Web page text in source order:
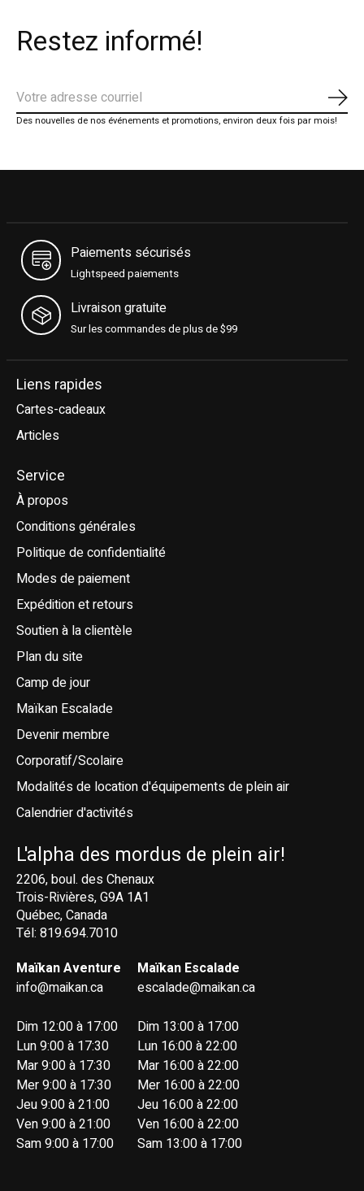
Restez informé!
Des nouvelles de nos événements et promotions, environ deux fois par mois!
Paiements sécurisés
Lightspeed paiements
Livraison gratuite
Sur les commandes de plus de $99
Liens rapides
Cartes-cadeaux
Articles
Service
À propos
Conditions générales
Politique de confidentialité
Modes de paiement
Expédition et retours
Soutien à la clientèle
Plan du site
Camp de jour
Maïkan Escalade
Devenir membre
Corporatif/Scolaire
Modalités de location d'équipements de plein air
Calendrier d'activités
L'alpha des mordus de plein air!
2206, boul. des Chenaux
Trois-Rivières, G9A 1A1
Québec, Canada
Tél: 819.694.7010
Maïkan Aventure
info@maikan.ca
Dim 12:00 à 17:00
Lun 9:00 à 17:30
Mar 9:00 à 17:30
Mer 9:00 à 17:30
Jeu 9:00 à 21:00
Ven 9:00 à 21:00
Sam 9:00 à 17:00
Maïkan Escalade
escalade@maikan.ca
Dim 13:00 à 17:00
Lun 16:00 à 22:00
Mar 16:00 à 22:00
Mer 16:00 à 22:00
Jeu 16:00 à 22:00
Ven 16:00 à 22:00
Sam 13:00 à 17:00